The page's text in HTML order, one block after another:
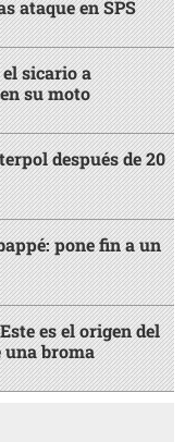
ataque en SPS
el sicario a
su moto
después de 20
pone fin a un
es el origen del
una broma